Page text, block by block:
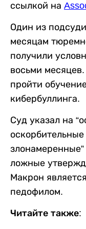
ссылкой на
Один из
месяцам
получили
восьми
пройти
кибербуллинга.
Суд указал на
оскорбительные
ложные
Макрон
педофилом.
Читайте также: